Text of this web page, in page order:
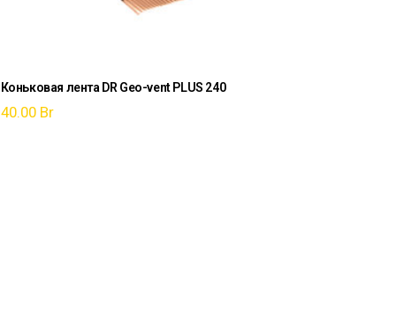
Коньковая лента DR Geo-vent PLUS 240
40.00 Br